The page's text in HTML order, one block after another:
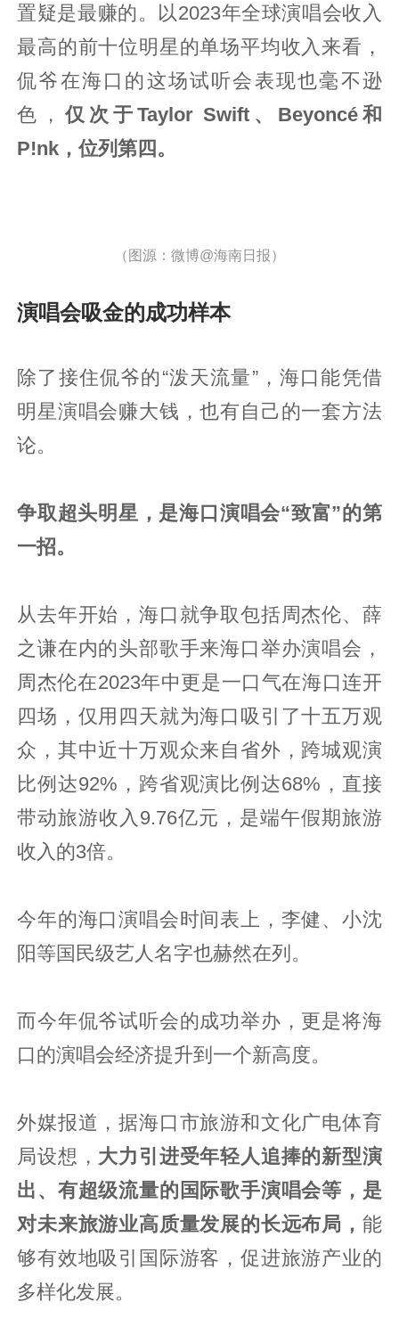
置疑是最赚的。以2023年全球演唱会收入
最高的前十位明星的单场平均收入来看，
侃爷在海口的这场试听会表现也毫不逊
色，仅次于Taylor Swift、Beyoncé和
P!nk，位列第四。
（图源：微博@海南日报）
演唱会吸金的成功样本
除了接住侃爷的“泼天流量”，海口能凭借
明星演唱会赚大钱，也有自己的一套方法
论。
争取超头明星，是海口演唱会“致富”的第
一招。
从去年开始，海口就争取包括周杰伦、薛
之谦在内的头部歌手来海口举办演唱会，
周杰伦在2023年中更是一口气在海口连开
四场，仅用四天就为海口吸引了十五万观
众，其中近十万观众来自省外，跨城观演
比例达92%，跨省观演比例达68%，直接
带动旅游收入9.76亿元，是端午假期旅游
收入的3倍。
今年的海口演唱会时间表上，李健、小沈
阳等国民级艺人名字也赫然在列。
而今年侃爷试听会的成功举办，更是将海
口的演唱会经济提升到一个新高度。
外媒报道，据海口市旅游和文化广电体育
局设想， 大力引进受年轻人追捧的新型演
出、有超级流量的国际歌手演唱会等，是
对未来旅游业高质量发展的长远布局， 能
够有效地吸引国际游客，促进旅游产业的
多样化发展。